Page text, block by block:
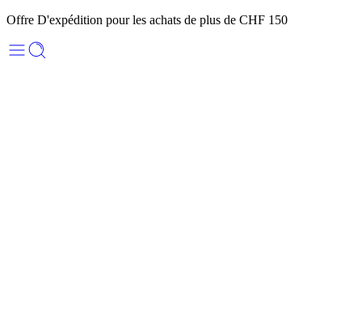
Offre D'expédition pour les achats de plus de CHF 150